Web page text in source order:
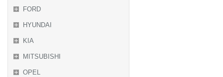
FORD
HYUNDAI
KIA
MITSUBISHI
OPEL